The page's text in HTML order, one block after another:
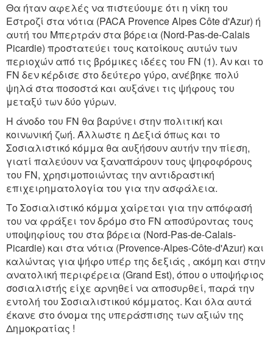
Θα ήταν αφελές να πιστεύουμε ότι η νίκη του
Εστροζί στα νότια (PACA Provence Alpes Côte d'Azur) ή
αυτή του Μπερτράν στα βόρεια (Nord-Pas-de-Calais
Picardie) προστατεύει τους κατοίκους αυτών των
περιοχών από τις βρόμικες ιδέες του FN (1). Αν και το
FN δεν κέρδισε στο δεύτερο γύρο, ανέβηκε πολύ
ψηλά στα ποσοστά και αυξάνει τις ψήφους του
μεταξύ των δύο γύρων.
Η άνοδο του FN θα βαρύνει στην πολιτική και
κοινωνική ζωή. Άλλωστε η Δεξιά όπως και το
Σοσιαλιστικό κόμμα θα αυξήσουν αυτήν την πίεση,
γιατί παλεύουν να ξαναπάρουν τους ψηφοφόρους
του FN, χρησιμοποιώντας την αντιδραστική
επιχειρηματολογία του για την ασφάλεια.
Το Σοσιαλιστικό κόμμα χαίρεται για την απόφασή
του να φράξει τον δρόμο στο FN αποσύροντας τους
υποψηφίους του στα βόρεια (Nord-Pas-de-Calais-
Picardie) και στα νότια (Provence-Alpes-Côte-d'Azur) και
καλώντας για ψήφο υπέρ της δεξιάς , ακόμη και στην
ανατολική περιφέρεια (Grand Est), όπου ο υποψήφιος
σοσιαλιστής είχε αρνηθεί να αποσυρθεί, παρά την
εντολή του Σοσιαλιστικού κόμματος. Και όλα αυτά
έκανε στο όνομα της υπεράσπισης των αξιών της
Δημοκρατίας !